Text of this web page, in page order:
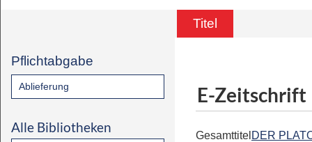
Titel
Pflichtabgabe
Ablieferung
Alle Bibliotheken
E-Zeitschrift
Gesamttitel DER